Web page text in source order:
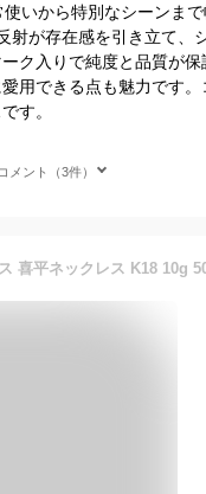
いから特別なシーンま
射が存在感を引き立て、
ク入りで純度と品質が保
用できる点も魅力です
す。
メント（3件）